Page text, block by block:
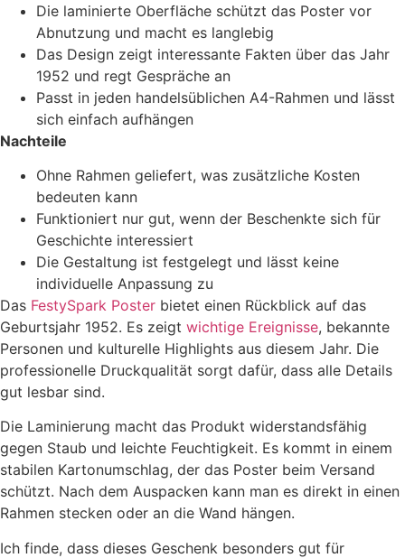
Die laminierte Oberfläche schützt das Poster vor
Abnutzung und macht es langlebig
Das Design zeigt interessante Fakten über das Jahr
1952 und regt Gespräche an
Passt in jeden handelsüblichen A4-Rahmen und lässt
sich einfach aufhängen
Nachteile
Ohne Rahmen geliefert, was zusätzliche Kosten
bedeuten kann
Funktioniert nur gut, wenn der Beschenkte sich für
Geschichte interessiert
Die Gestaltung ist festgelegt und lässt keine
individuelle Anpassung zu
Das FestySpark Poster bietet einen Rückblick auf das
Geburtsjahr 1952. Es zeigt wichtige Ereignisse, bekannte
Personen und kulturelle Highlights aus diesem Jahr. Die
professionelle Druckqualität sorgt dafür, dass alle Details
gut lesbar sind.
Die Laminierung macht das Produkt widerstandsfähig
gegen Staub und leichte Feuchtigkeit. Es kommt in einem
stabilen Kartonumschlag, der das Poster beim Versand
schützt. Nach dem Auspacken kann man es direkt in einen
Rahmen stecken oder an die Wand hängen.
Ich finde, dass dieses Geschenk besonders gut für